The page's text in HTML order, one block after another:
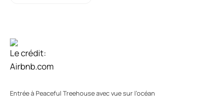
Le crédit:
Airbnb.com
Entrée à Peaceful Treehouse avec vue sur l’océan